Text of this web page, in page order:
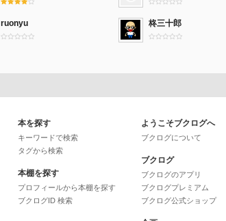
ruonyu 柊三十郎
本を探す
キーワードで検索
タグから検索
本棚を探す
プロフィールから本棚を探す
ブクログID 検索
ようこそブクログへ
ブクログについて
ブクログ
ブクログのアプリ
ブクログプレミアム
ブクログ公式ショップ